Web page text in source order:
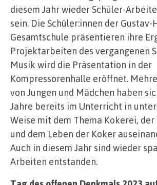
diesem Jahr wieder Schüler-
sein. Die Schüler:innen der Gustav-
Gesamtschule präsentieren ihre
Projektarbeiten des vergangenen
Musik wird die Präsentation in der
Kompressorenhalle eröffnet.
von Jungen und Mädchen haben
Jahre bereits im Unterricht in
Weise mit dem Thema Kokerei,
und dem Leben der Koker
Auch in diesem Jahr sind wieder
Arbeiten entstanden.